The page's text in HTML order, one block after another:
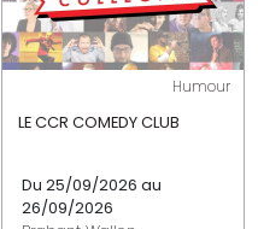
Humour
LE CCR COMEDY CLUB
Du 25/09/2026 au
26/09/2026